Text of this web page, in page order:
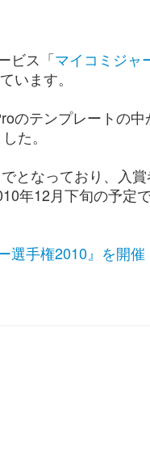
ビス「マイコミジャ
います。
のテンプレートの
た。
となっており、入
年12月下旬の予定
選手権2010』を開催